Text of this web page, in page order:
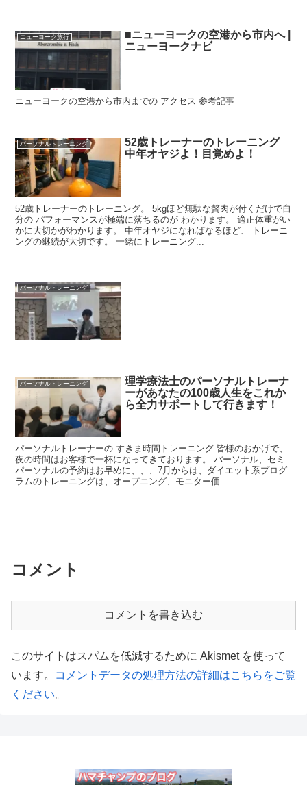
ニューヨーク旅行
■ニューヨークの空港から市内へ |
ニューヨークナビ
ニューヨークの空港から市内までの アクセス 参考記事
パーソナルトレーニング
52歳トレーナーのトレーニング
中年オヤジよ！目覚めよ！
52歳トレーナーのトレーニング。 5kgほど無駄な贅肉が付くだけで自
分の パフォーマンスが極端に落ちるのが わかります。 適正体重がい
かに大切かがわかります。 中年オヤジになればなるほど、 トレーニ
ングの継続が大切です。 一緒にトレーニング...
パーソナルトレーニング
パーソナルトレーニング
理学療法士のパーソナルトレーナ
ーがあなたの100歳人生をこれか
ら全力サポートして行きます！
パーソナルトレーナーの すきま時間トレーニング 皆様のおかげで、
夜の時間はお客様で一杯になってきております。 パーソナル、セミ
パーソナルの予約はお早めに、、、7月からは、ダイエット系プログ
ラムのトレーニングは、オープニング、モニター価...
コメント
コメントを書き込む
このサイトはスパムを低減するために Akismet を使って
います。
コメントデータの処理方法の詳細はこちらをご覧
ください。